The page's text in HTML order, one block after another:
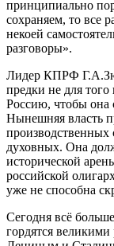
принципиально
сохраняем, то все
некоей
разговоры».
Лидер КПРФ
предки не для
Россию, чтобы она
Нынешняя власть
производственных
духовных. Она
исторической
российской
уже не способна
Сегодня всё
гордятся